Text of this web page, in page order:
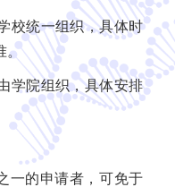
校统一组织，具体时
。
学院组织，具体安排
一的申请者，可免于